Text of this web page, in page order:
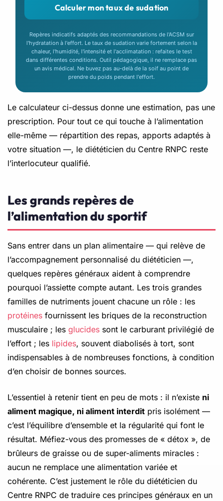
Calculer mon taux de sudation
Repères indicatifs adaptés des recommandations de l'ACSM sur
l'hydratation à l'effort. Le taux de sudation varie fortement selon la
chaleur, l'humidité, l'intensité et l'acclimatation : refaites le test
dans différentes conditions. Outil pédagogique, il ne remplace pas
un avis médical. Ne buvez pas au-delà de la soif au point de
prendre du poids pendant l'effort.
Le calculateur ci-dessus donne une estimation, pas une
prescription. Pour tout ce qui touche à l’alimentation
elle-même — répartition des repas, apports adaptés à
votre situation —, le diététicien du Centre RNPC reste
l’interlocuteur qualifié.
Les grands repères de
l’alimentation du sportif
Sans entrer dans un plan alimentaire — qui relève de
l’accompagnement personnalisé du diététicien —,
quelques repères généraux aident à comprendre
pourquoi l’assiette compte autant. Les trois grandes
familles de nutriments jouent chacune un rôle : les
protéines fournissent les briques de la reconstruction
musculaire ; les glucides sont le carburant privilégié de
l’effort ; les lipides, souvent diabolisés à tort, sont
indispensables à de nombreuses fonctions, à condition
d’en choisir de bonnes sources.
L’essentiel à retenir tient en peu de mots : il n’existe ni
aliment magique, ni aliment interdit pris isolément —
c’est l’équilibre d’ensemble et la régularité qui font le
résultat. Méfiez-vous des promesses de « détox », de
brûleurs de graisse ou de super-aliments miracles :
aucun ne remplace une alimentation variée et
cohérente. C’est justement le rôle du diététicien du
Centre RNPC de traduire ces principes généraux en un